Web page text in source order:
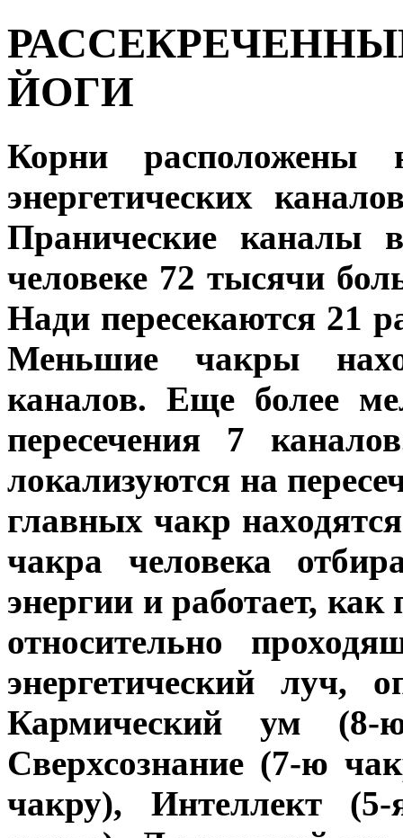
ЙОГИ
Корни расположены
энергетических
Пранические каналы
человеке 72 тысячи
Нади пересекаются 21
Меньшие чакры
каналов. Еще более
пересечения 7
локализуются на
главных чакр
чакра человека
энергии и работает,
относительно
энергетический луч,
Кармический ум (8-
Сверхсознание (7-ю
чакру), Интеллект